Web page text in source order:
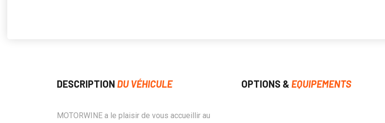
DESCRIPTION DU VÉHICULE
MOTORWINE a le plaisir de vous accueillir au
OPTIONS & EQUIPEMENTS